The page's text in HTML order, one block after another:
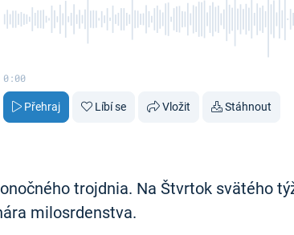
0:00
Přehraj Líbí se Vložit Stáhnout
trojdnia. Na Štvrtok svätého
milosrdenstva.